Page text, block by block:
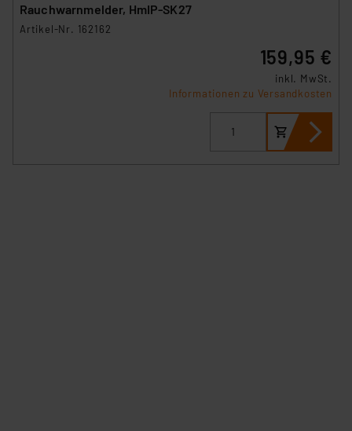
Rauchwarnmelder, HmIP-SK27
Artikel-Nr. 162162
159,95 €
inkl. MwSt.
Informationen zu Versandkosten